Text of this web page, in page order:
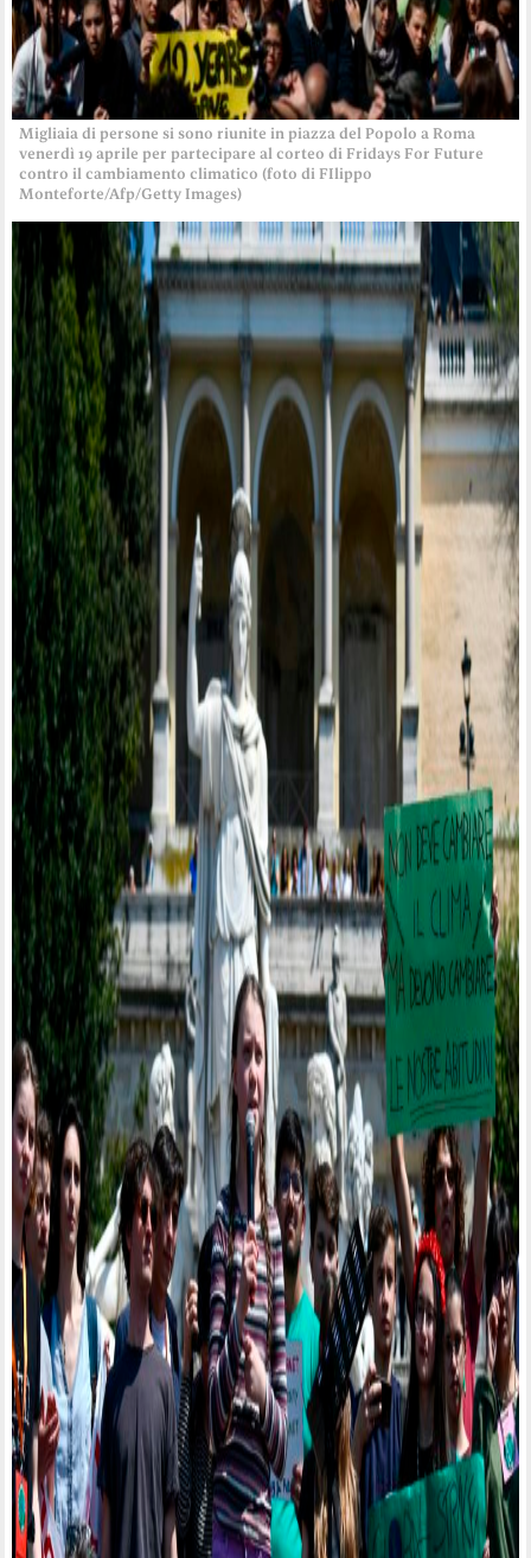
Migliaia di persone si sono riunite in piazza del Popolo a Roma
venerdì 19 aprile per partecipare al corteo di Fridays For Future
contro il cambiamento climatico (foto di FIlippo
Monteforte/Afp/Getty Images)